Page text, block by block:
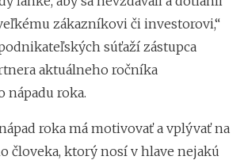
zákazníkovi či investorovi,“
súťaží zástupca
aktuálneho ročníka
nápadu roka.
roka má motivovať a vplývať na
človeka, ktorý nosí v hlave nejakú